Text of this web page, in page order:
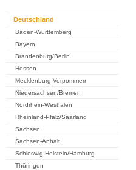
Deutschland
Baden-Württemberg
Bayern
Brandenburg/Berlin
Hessen
Mecklenburg-Vorpommern
Niedersachsen/Bremen
Nordrhein-Westfalen
Rheinland-Pfalz/Saarland
Sachsen
Sachsen-Anhalt
Schleswig-Holstein/Hamburg
Thüringen